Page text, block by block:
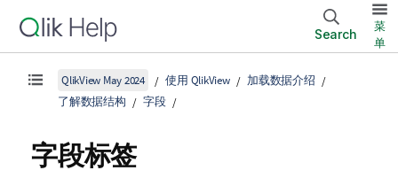
Search
菜
单
QlikView May 2024 使用 QlikView
加载数据介绍
了解数据结构
字段
字段标签